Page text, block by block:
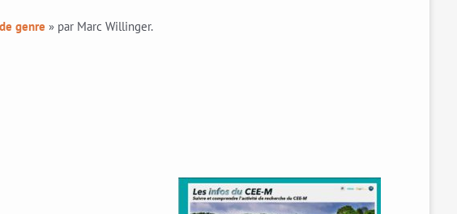
genre » par Marc Willinger.